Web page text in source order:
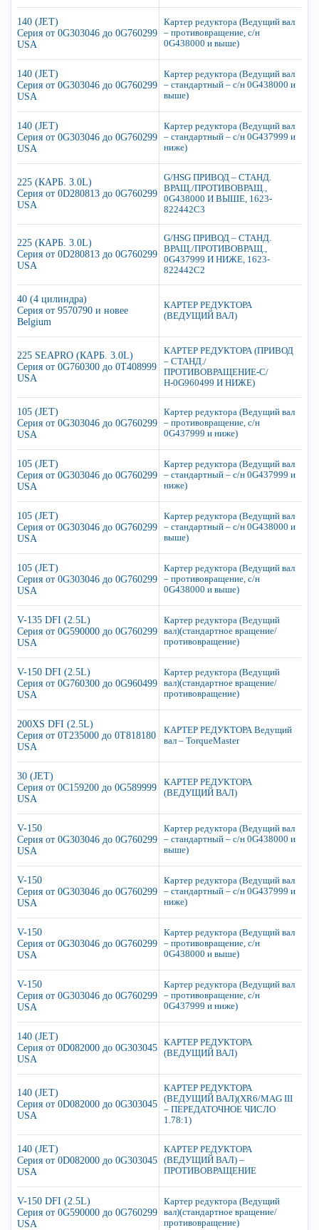
140 (JET)
Серия от 0G303046 до 0G760299
USA
Картер редуктора (Ведущий вал
– противовращение, с/н
0G438000 и выше)
140 (JET)
Серия от 0G303046 до 0G760299
USA
Картер редуктора (Ведущий вал
– стандартный – с/н 0G438000 и
выше)
140 (JET)
Серия от 0G303046 до 0G760299
USA
Картер редуктора (Ведущий вал
– стандартный – с/н 0G437999 и
ниже)
225 (КАРБ. 3.0L)
Серия от 0D280813 до 0G760299
USA
G/HSG ПРИВОД – СТАНД.
ВРАЩ./ПРОТИВОВРАЩ.,
0G438000 И ВЫШЕ, 1623-
822442C3
225 (КАРБ. 3.0L)
Серия от 0D280813 до 0G760299
USA
G/HSG ПРИВОД – СТАНД.
ВРАЩ./ПРОТИВОВРАЩ.,
0G437999 И НИЖЕ, 1623-
822442C2
40 (4 цилиндра)
Серия от 9570790 и новее
Belgium
КАРТЕР РЕДУКТОРА
(ВЕДУЩИЙ ВАЛ)
225 SEAPRO (КАРБ. 3.0L)
Серия от 0G760300 до 0T408999
USA
КАРТЕР РЕДУКТОРА (ПРИВОД
– СТАНД./
ПРОТИВОВРАЩЕНИЕ-С/
Н-0G960499 И НИЖЕ)
105 (JET)
Серия от 0G303046 до 0G760299
USA
Картер редуктора (Ведущий вал
– противовращение, с/н
0G437999 и ниже)
105 (JET)
Серия от 0G303046 до 0G760299
USA
Картер редуктора (Ведущий вал
– стандартный – с/н 0G437999 и
ниже)
105 (JET)
Серия от 0G303046 до 0G760299
USA
Картер редуктора (Ведущий вал
– стандартный – с/н 0G438000 и
выше)
105 (JET)
Серия от 0G303046 до 0G760299
USA
Картер редуктора (Ведущий вал
– противовращение, с/н
0G438000 и выше)
V-135 DFI (2.5L)
Серия от 0G590000 до 0G760299
USA
Картер редуктора (Ведущий
вал)(стандартное вращение/
противовращение)
V-150 DFI (2.5L)
Серия от 0G760300 до 0G960499
USA
Картер редуктора (Ведущий
вал)(стандартное вращение/
противовращение)
200XS DFI (2.5L)
Серия от 0T235000 до 0T818180
USA
КАРТЕР РЕДУКТОРА Ведущий
вал – TorqueMaster
30 (JET)
Серия от 0C159200 до 0G589999
USA
КАРТЕР РЕДУКТОРА
(ВЕДУЩИЙ ВАЛ)
V-150
Серия от 0G303046 до 0G760299
USA
Картер редуктора (Ведущий вал
– стандартный – с/н 0G438000 и
выше)
V-150
Серия от 0G303046 до 0G760299
USA
Картер редуктора (Ведущий вал
– стандартный – с/н 0G437999 и
ниже)
V-150
Серия от 0G303046 до 0G760299
USA
Картер редуктора (Ведущий вал
– противовращение, с/н
0G438000 и выше)
V-150
Серия от 0G303046 до 0G760299
USA
Картер редуктора (Ведущий вал
– противовращение, с/н
0G437999 и ниже)
140 (JET)
Серия от 0D082000 до 0G303045
USA
КАРТЕР РЕДУКТОРА
(ВЕДУЩИЙ ВАЛ)
140 (JET)
Серия от 0D082000 до 0G303045
USA
КАРТЕР РЕДУКТОРА
(ВЕДУЩИЙ ВАЛ)(XR6/MAG III
– ПЕРЕДАТОЧНОЕ ЧИСЛО
1.78:1)
140 (JET)
Серия от 0D082000 до 0G303045
USA
КАРТЕР РЕДУКТОРА
(ВЕДУЩИЙ ВАЛ) –
ПРОТИВОВРАЩЕНИЕ
V-150 DFI (2.5L)
Серия от 0G590000 до 0G760299
USA
Картер редуктора (Ведущий
вал)(стандартное вращение/
противовращение)